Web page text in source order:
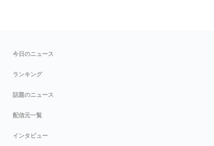
今日のニュース
ランキング
話題のニュース
配信元一覧
インタビュー